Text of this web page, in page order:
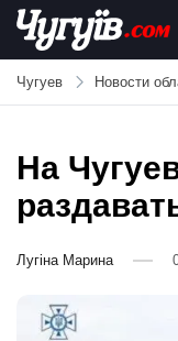
Skip
content
Chuguiv
Чугуев Новости
На
Лугіна Марина